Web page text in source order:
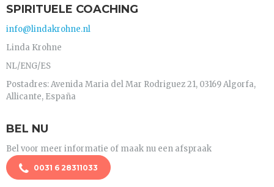
SPIRITUELE COACHING
info@lindakrohne.nl
Linda Krohne
NL/ENG/ES
Postadres: Avenida Maria del Mar Rodriguez 21, 03169 Algorfa,
Allicante, España
BEL NU
Bel voor meer informatie of maak nu een afspraak
0031 6 28311033